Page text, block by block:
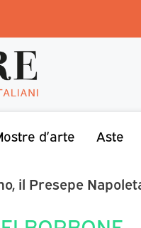
d’arte Aste
il Presepe